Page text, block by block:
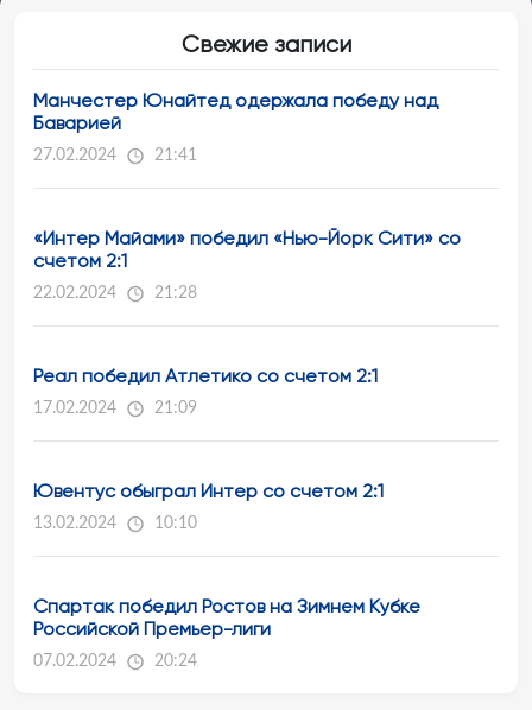
Свежие записи
Манчестер Юнайтед одержала победу над
Баварией
27.02.2024 21:41
«Интер Майами» победил «Нью-Йорк Сити» со
счетом 2:1
22.02.2024 21:28
Реал победил Атлетико со счетом 2:1
17.02.2024 21:09
Ювентус обыграл Интер со счетом 2:1
13.02.2024 10:10
Спартак победил Ростов на Зимнем Кубке
Российской Премьер-лиги
07.02.2024 20:24